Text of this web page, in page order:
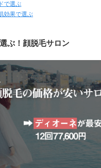
で選ぶ
効果で選ぶ
ぶ！顔脱毛サロン